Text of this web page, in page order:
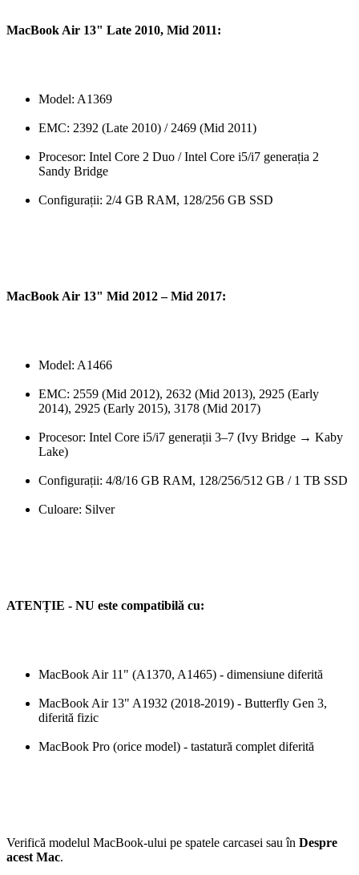
MacBook Air 13" Late 2010, Mid 2011:
Model: A1369
EMC: 2392 (Late 2010) / 2469 (Mid 2011)
Procesor: Intel Core 2 Duo / Intel Core i5/i7 generația 2
Sandy Bridge
Configurații: 2/4 GB RAM, 128/256 GB SSD
MacBook Air 13" Mid 2012 – Mid 2017:
Model: A1466
EMC: 2559 (Mid 2012), 2632 (Mid 2013), 2925 (Early
2014), 2925 (Early 2015), 3178 (Mid 2017)
Procesor: Intel Core i5/i7 generații 3–7 (Ivy Bridge → Kaby
Lake)
Configurații: 4/8/16 GB RAM, 128/256/512 GB / 1 TB SSD
Culoare: Silver
ATENȚIE - NU este compatibilă cu:
MacBook Air 11" (A1370, A1465) - dimensiune diferită
MacBook Air 13" A1932 (2018-2019) - Butterfly Gen 3,
diferită fizic
MacBook Pro (orice model) - tastatură complet diferită
Verifică modelul MacBook-ului pe spatele carcasei sau în Despre
acest Mac.